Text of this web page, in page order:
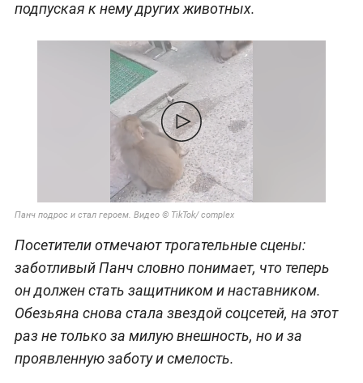
подпуская к нему других животных.
Панч подрос и стал героем. Видео © TikTok/ complex
Посетители отмечают трогательные сцены:
заботливый Панч словно понимает, что теперь
он должен стать защитником и наставником.
Обезьяна снова стала звездой соцсетей, на этот
раз не только за милую внешность, но и за
проявленную заботу и смелость.